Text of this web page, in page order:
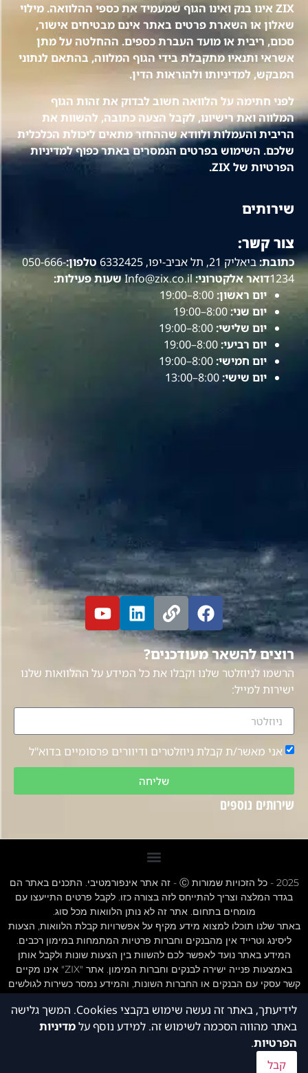
ZIX אינו בנק ואינו הגוף שמעמיד את כספי ההלוואה. מילוי
שאלון או השארת פרטים באתר אינם מבטיחים אישור,
סכום, ריבית או מועד העברת כספים. ההחלטה על מתן
אשראי ותנאיו מתקבלת בידי הגוף המלווה, בהתאם לנתוני
המבקש, למדיניותו ולהוראות הדין.
לפני חתימה על הלוואה חשוב לבדוק את זהות הגוף
המלווה ואת רישיונו, לקבל הצעה כתובה, להשוות את
הריבית והעמלות ולוודא שההחזר מתאים ליכולת הכלכלית
שלכם. השימוש בפרטים הנמסרים באתר כפוף למדיניות
הפרטיות של ZIX.
שירותים
צור קשר:
כתובת:ביאליק 21, תל אביב-יפו, 6332425 טלפון:050-666-
1234דואר אלקטרוני:Info@zix.co.il
שעות פעילות:
יום ראשון:
יום שני:
יום שלישי:
יום רביעי:
יום חמישי:
יום שישי:
רוצים להשאר מעודכנים?
הרשמו לניוזלטר שלנו וקבלו את כל המידע על ההלוואות שלנו
ישירות למייל:
אני מאשר/ת קבלת ניוזלטרים ודיוורים פרסומיים בדוא"ל
שליחה
שירותים נוספים
2025 - כל הזכויות שמורות Ⓒ - זה אתר אינפורמטיבי. התכנים באתר הם
בגדר המלצה וצריך להתייחס לזה בצורה כזו. לקבל פרטים התייעצו עם
מומחים בתחום. אתר זה לא נותן הלוואות מכל סוג.
באתר שלנו תוכלו למצוא מידע מקיף על אפשרויות קבלת הלוואות, הצעות
ליסינג וטרייד אין מהבנקים וחברות פרטיות המתמחות במימון רכבים.
המידע באתר נועד לאפשר לכם להשוות בין הצעות שונות ולקבל אותן
באמצעות פנייה ישירה לבנקים וחברות המימון. אתר "ZIX" אינו מקיים
קשר עסקי עם הבנקים או החברות השונות, והמידע נמסר כשירות לגולשים
לגרור חיוב בריבית פיגורים והליכי הוצאה לפועל.
חשוב לציין אתר זה לא נותן הלוואות מכל סוג
לידיעתך, באתר זה נעשה שימוש בקבצי Cookies. המשך גלישה
באתר מהווה הסכמה לשימוש זה. למידע נוסף עלמדיניות
הפרטיות.
קבל